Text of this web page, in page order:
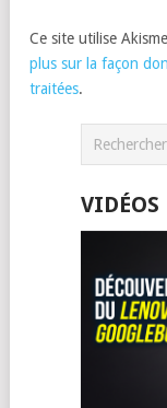
Ce site utilise
plus sur la façon
traitées.
VIDÉOS